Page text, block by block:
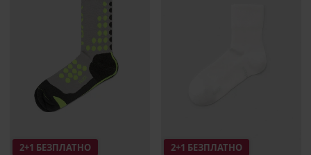
2+1 БЕЗПЛАТНО 2+1 БЕЗПЛАТНО